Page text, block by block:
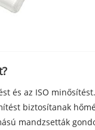
és az ISO minősítést.
biztosítanak
mandzsetták